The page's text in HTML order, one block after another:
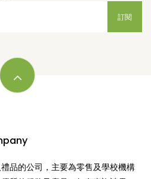
品的公司，主要為零售及學校機構